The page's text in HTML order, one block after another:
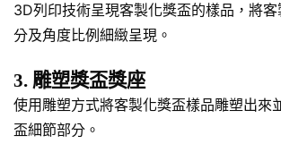
3D列印技術呈現客製化獎盃的樣品，將
分及角度比例細緻呈現。
3. 雕塑獎盃獎座
使用雕塑方式將客製化獎盃樣品雕塑出來
盃細節部分。